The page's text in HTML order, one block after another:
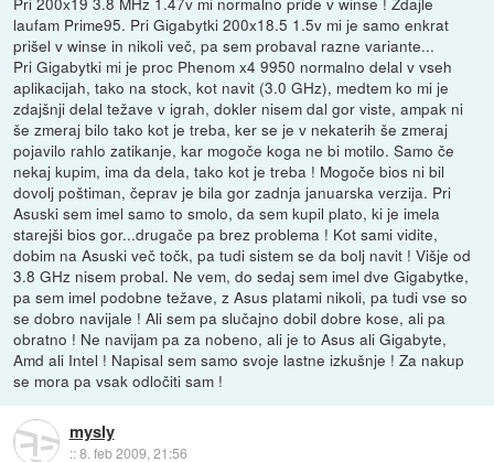
laufam Prime95. Pri Gigabytki 200x18.5 1.5v mi je samo enkrat
prišel v winse in nikoli več, pa sem probaval razne variante...
Pri Gigabytki mi je proc Phenom x4 9950 normalno delal v vseh
aplikacijah, tako na stock, kot navit (3.0 GHz), medtem ko mi je
zdajšnji delal težave v igrah, dokler nisem dal gor viste, ampak ni
še zmeraj bilo tako kot je treba, ker se je v nekaterih še zmeraj
pojavilo rahlo zatikanje, kar mogoče koga ne bi motilo. Samo če
nekaj kupim, ima da dela, tako kot je treba ! Mogoče bios ni bil
dovolj poštiman, čeprav je bila gor zadnja januarska verzija. Pri
Asuski sem imel samo to smolo, da sem kupil plato, ki je imela
starejši bios gor...drugače pa brez problema ! Kot sami vidite,
dobim na Asuski več točk, pa tudi sistem se da bolj navit ! Višje od
3.8 GHz nisem probal. Ne vem, do sedaj sem imel dve Gigabytke,
pa sem imel podobne težave, z Asus platami nikoli, pa tudi vse so
se dobro navijale ! Ali sem pa slučajno dobil dobre kose, ali pa
obratno ! Ne navijam pa za nobeno, ali je to Asus ali Gigabyte,
Amd ali Intel ! Napisal sem samo svoje lastne izkušnje ! Za nakup
se mora pa vsak odločiti sam !
mysly
::8. feb 2009, 21:56